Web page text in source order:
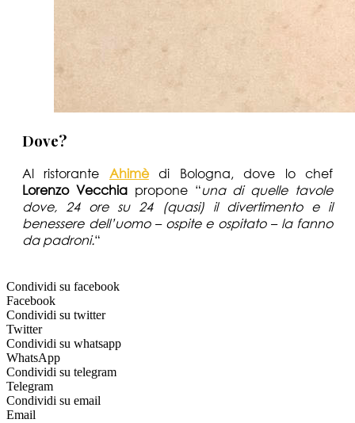
Dove?
Al ristorante Ahimèdi Bologna, dove lo chef
Lorenzo Vecchiapropone “una di quelle tavole
dove, 24 ore su 24 (quasi) il divertimento e il
benessere dell’uomo – ospite e ospitato – la fanno
da padroni.“
Condividi su facebook
Facebook
Condividi su twitter
Twitter
Condividi su whatsapp
WhatsApp
Condividi su telegram
Telegram
Condividi su email
Email